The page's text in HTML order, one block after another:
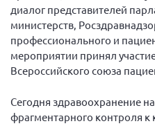
Письма и официальные
Нормативно-правовые
Публичные отчеты
диалог представителей
министерств,
профессионального и
мероприятии принял
Всероссийского союза
Сегодня здравоохранение
фрагментарного контроля